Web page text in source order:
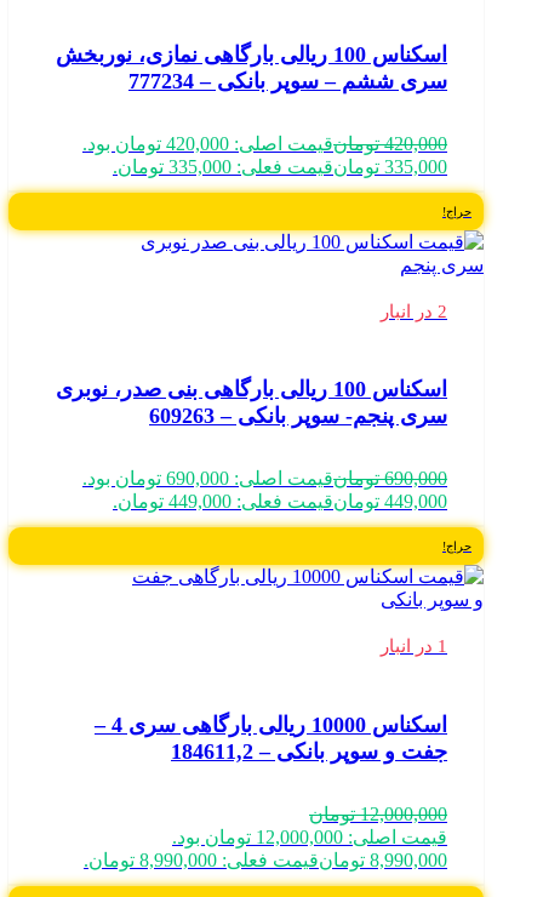
اسکناس 100 ریالی بارگاهی نمازی، نوربخش
سری ششم – سوپر بانکی – 777234
420,000 تومانقیمت اصلی: 420,000 تومان بود.
335,000 تومانقیمت فعلی: 335,000 تومان.
حراج!
2 در انبار
اسکناس 100 ریالی بارگاهی بنی صدر، نوبری
سری پنجم- سوپر بانکی – 609263
690,000 تومانقیمت اصلی: 690,000 تومان بود.
449,000 تومانقیمت فعلی: 449,000 تومان.
حراج!
1 در انبار
اسکناس 10000 ریالی بارگاهی سری 4 –
جفت و سوپر بانکی – 184611,2
12,000,000 تومان
قیمت اصلی: 12,000,000 تومان بود.
8,990,000 تومانقیمت فعلی: 8,990,000 تومان.